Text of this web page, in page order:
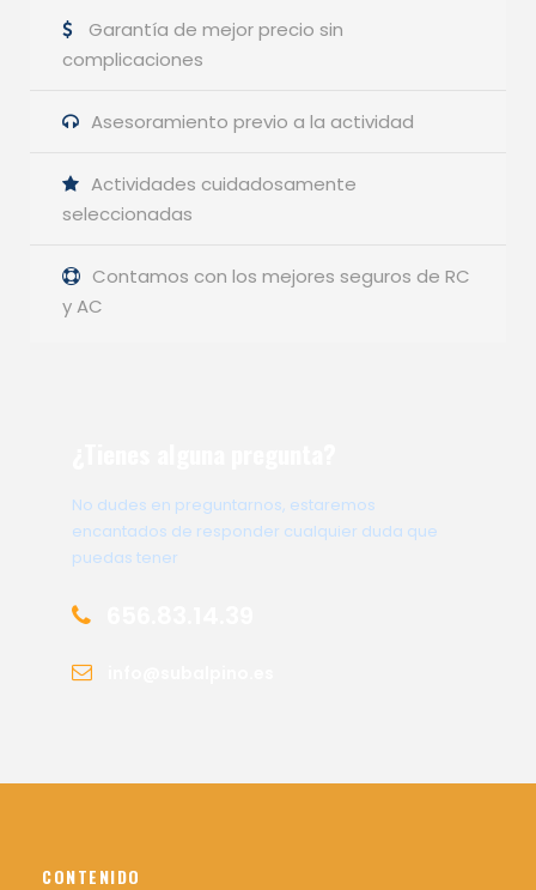
Garantía de mejor precio sin
complicaciones
Asesoramiento previo a la actividad
Actividades cuidadosamente
seleccionadas
Contamos con los mejores seguros de RC
y AC
No dudes en preguntarnos, estaremos
encantados de responder cualquier duda que
puedas tener
CONTENIDO